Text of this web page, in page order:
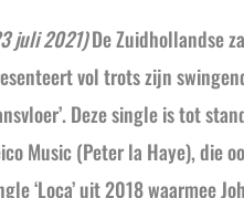
juli 2021)De Zuidhollandse
vol trots zijn
Deze single is tot
Music (Peter la Haye), die
‘Loca’ uit 2018 waarmee